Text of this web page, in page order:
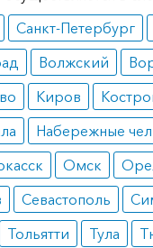
диабета.
от употребления
и
почечная
Санкт-Петербург
Волжский
Киров
Набережные
Омск
Севастополь
Тольятти Тула